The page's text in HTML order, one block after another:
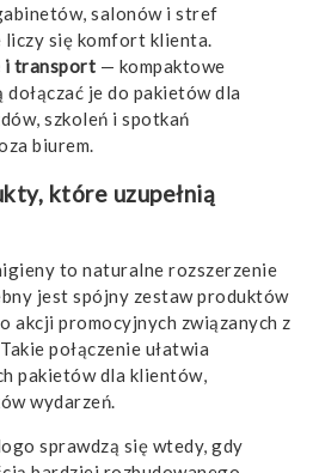
salonów i stref
liczy się komfort klienta.
i transport — kompaktowe
je do pakietów dla
szkoleń i spotkań
biurem.
które uzupełnią
to naturalne rozszerzenie
jest spójny zestaw produktów
akcji promocyjnych związanych z
połączenie ułatwia
pakietów dla klientów,
wydarzeń.
sprawdzą się wtedy, gdy